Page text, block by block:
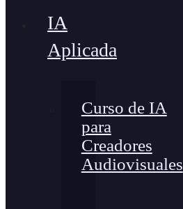
IA
Aplicada
Curso de IA
para
Creadores
Audiovisuales